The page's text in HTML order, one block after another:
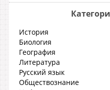
История
Биология
География
Литература
Русский язык
Обществознание